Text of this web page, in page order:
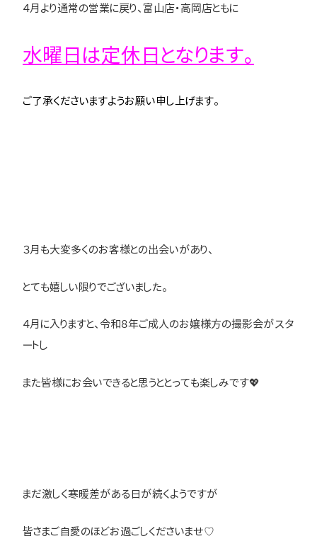
４月より通常の営業に戻り、富山店・高岡店ともに
水曜日は定休日となります。
ご了承くださいますようお願い申し上げます。
３月も大変多くのお客様との出会いがあり、
とても嬉しい限りでございました。
４月に入りますと、令和８年ご成人のお嬢様方の撮影会がスタ
ートし
また皆様にお会いできると思うととっても楽しみです💖
まだ激しく寒暖差がある日が続くようですが
皆さまご自愛のほどお過ごしくださいませ♡